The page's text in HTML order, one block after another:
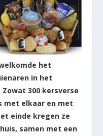
het
in het
300 kersverse
met elkaar en met
einde kregen ze
samen met een